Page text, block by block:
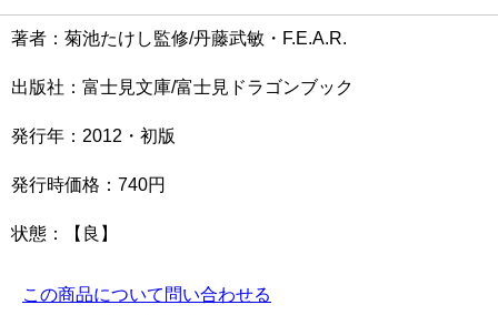
著者：菊池たけし監修/丹藤武敏・F.E.A.R.
出版社：富士見文庫/富士見ドラゴンブック
発行年：2012・初版
発行時価格：740円
状態：【良】
この商品について問い合わせる